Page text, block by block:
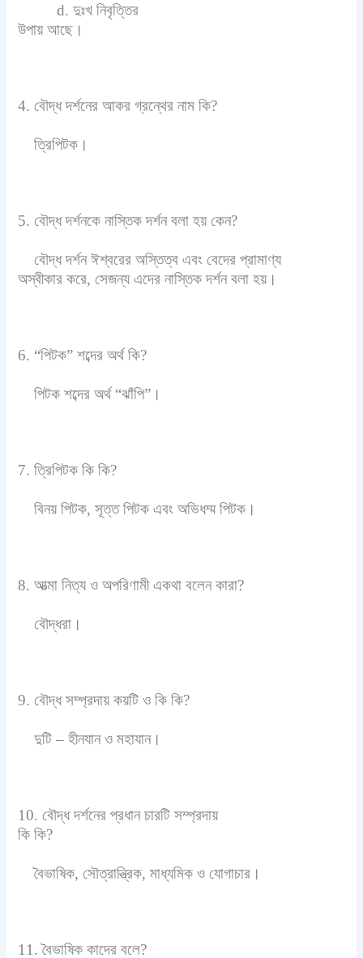
d. দুঃখ নিবৃত্তির
উপায় আছে।
4. বৌদ্ধ দর্শনের আকর গ্রন্থের নাম কি?
ত্রিপিটক।
5. বৌদ্ধ দর্শনকে নাস্তিক দর্শন বলা হয় কেন?
বৌদ্ধ দর্শন ঈশ্বরের অস্তিত্ব এবং বেদের প্রামাণ্য
অস্বীকার করে, সেজন্য এদের নাস্তিক দর্শন বলা হয়।
6. “পিটক” শব্দের অর্থ কি?
পিটক শব্দের অর্থ “ঝাঁপি”।
7. ত্রিপিটক কি কি?
বিনয় পিটক, সূত্ত পিটক এবং অভিধম্ম পিটক।
8. আত্মা নিত্য ও অপরিণামী একথা বলেন কারা?
বৌদ্ধরা।
9. বৌদ্ধ সম্প্রদায় কয়টি ও কি কি?
দুটি – হীনযান ও মহাযান।
10. বৌদ্ধ দর্শনের প্রধান চারটি সম্প্রদায়
কি কি?
বৈভাষিক, সৌত্রান্ত্রিক, মাধ্যমিক ও যোগাচার।
11. বৈভাষিক কাদের বলে?